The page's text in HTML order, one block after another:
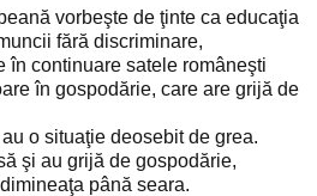
vorbeşte de ţinte ca educaţia
fără discriminare,
în continuare satele româneşti
în gospodărie, care are grijă de
o situaţie deosebit de grea.
şi au grijă de gospodărie,
până seara.